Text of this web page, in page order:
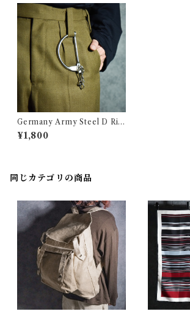
Germany Army Steel D Rin
g ドイツ軍 スチール Dリング
¥1,800
同じカテゴリの商品